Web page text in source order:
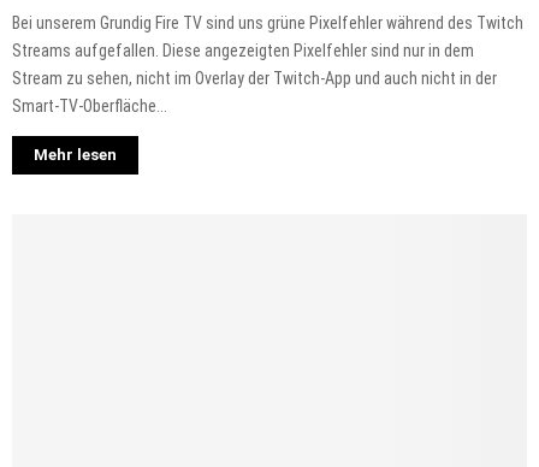
Bei unserem Grundig Fire TV sind uns grüne Pixelfehler während des Twitch
Streams aufgefallen. Diese angezeigten Pixelfehler sind nur in dem
Stream zu sehen, nicht im Overlay der Twitch-App und auch nicht in der
Smart-TV-Oberfläche...
Mehr lesen